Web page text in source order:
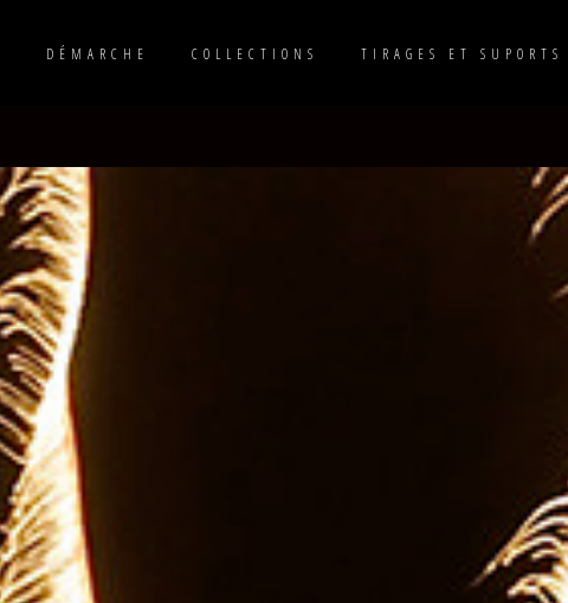
DÉMARCHE COLLECTIONS TIRAGES ET SUPORTS